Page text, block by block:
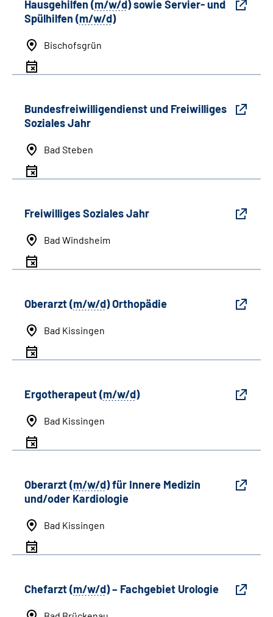
Hausgehilfen (m/w/d) sowie Servier- und
Spülhilfen (m/w/d)
Bischofsgrün
Bundesfreiwilligendienst und Freiwilliges
Soziales Jahr
Bad Steben
Freiwilliges Soziales Jahr
Bad Windsheim
Oberarzt (m/w/d) Orthopädie
Bad Kissingen
Ergotherapeut (m/w/d)
Bad Kissingen
Oberarzt (m/w/d) für Innere Medizin
und/oder Kardiologie
Bad Kissingen
Chefarzt (m/w/d) – Fachgebiet Urologie